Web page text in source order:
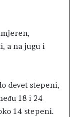
a na jugu i
devet stepeni,
18 i 24
14 stepeni.